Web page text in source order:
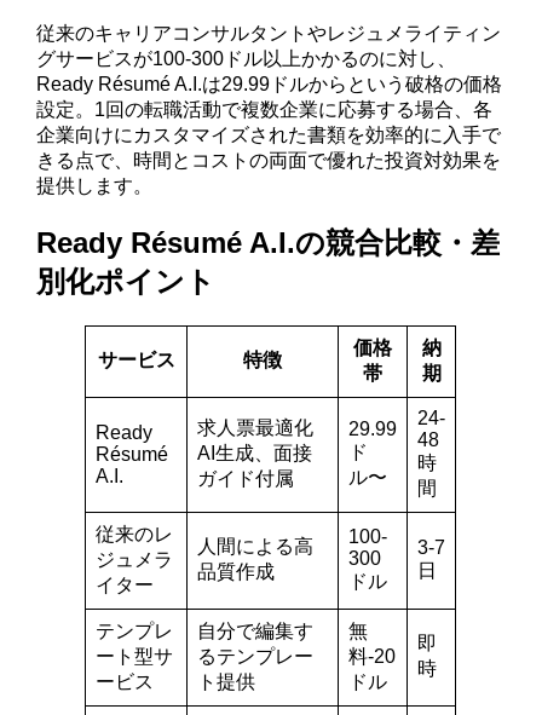
従来のキャリアコンサルタントやレジュメライティン
グサービスが100-300ドル以上かかるのに対し、
Ready Résumé A.I.は29.99ドルからという破格の価格
設定。1回の転職活動で複数企業に応募する場合、各
企業向けにカスタマイズされた書類を効率的に入手で
きる点で、時間とコストの両面で優れた投資対効果を
提供します。
Ready Résumé A.I.の競合比較・差
別化ポイント
サービス 特徴
価格
帯
納
期
Ready
Résumé
A.I.
求人票最適化
AI生成、面接
ガイド付属
29.99
ド
ル〜
24-
48
時
間
従来のレ
ジュメラ
イター
人間による高
品質作成
100-
300
ドル
3-7
日
テンプレ
ート型サ
ービス
自分で編集す
るテンプレー
ト提供
無
料-20
ドル
即
時